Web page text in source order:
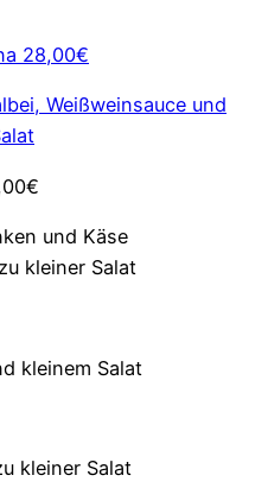
28,00€
Weißweinsauce und
und Käse
kleiner Salat
kleinem Salat
kleiner Salat